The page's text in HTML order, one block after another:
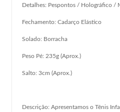
Detalhes: Pespontos / Holográfico /
Fechamento: Cadarço Elástico
Solado: Borracha
Peso Pé: 235g (Aprox.)
Salto: 3cm (Aprox.)
Descrição: Apresentamos o Tênis